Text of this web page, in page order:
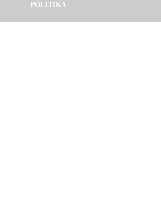
POLITIKA